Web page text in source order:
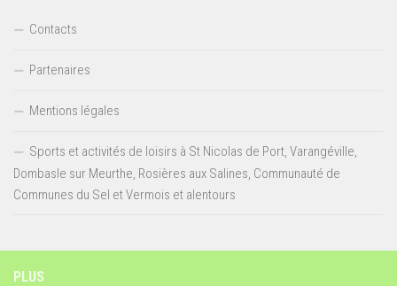
Contacts
Partenaires
Mentions légales
Sports et activités de loisirs à St Nicolas de Port, Varangéville,
Dombasle sur Meurthe, Rosières aux Salines, Communauté de
Communes du Sel et Vermois et alentours
PLUS